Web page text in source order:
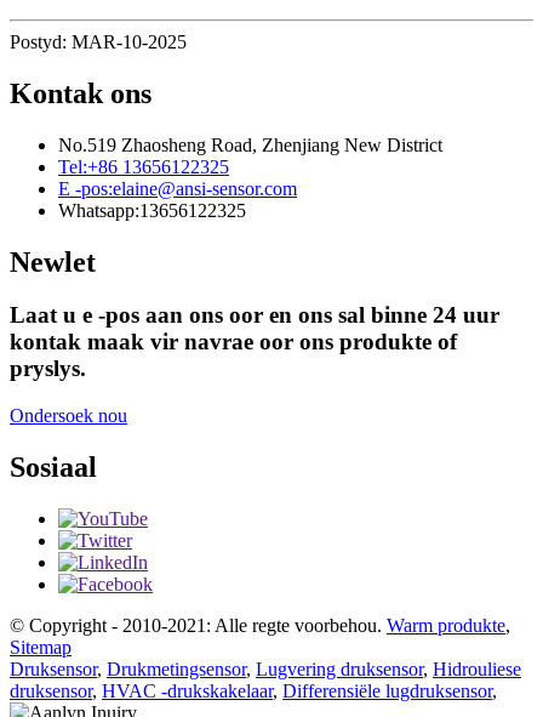
Postyd: MAR-10-2025
Kontak ons
No.519 Zhaosheng Road, Zhenjiang New District
Tel:+86 13656122325
E -pos:elaine@ansi-sensor.com
Whatsapp:13656122325
Newlet
Laat u e -pos aan ons oor en ons sal binne 24 uur
kontak maak vir navrae oor ons produkte of
pryslys.
Ondersoek nou
Sosiaal
© Copyright - 2010-2021: Alle regte voorbehou. Warm produkte,
Sitemap
Druksensor, Drukmetingsensor, Lugvering druksensor, Hidrouliese
druksensor, HVAC -drukskakelaar, Differensiële lugdruksensor,